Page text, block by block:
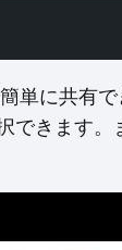
単に共有
できます。